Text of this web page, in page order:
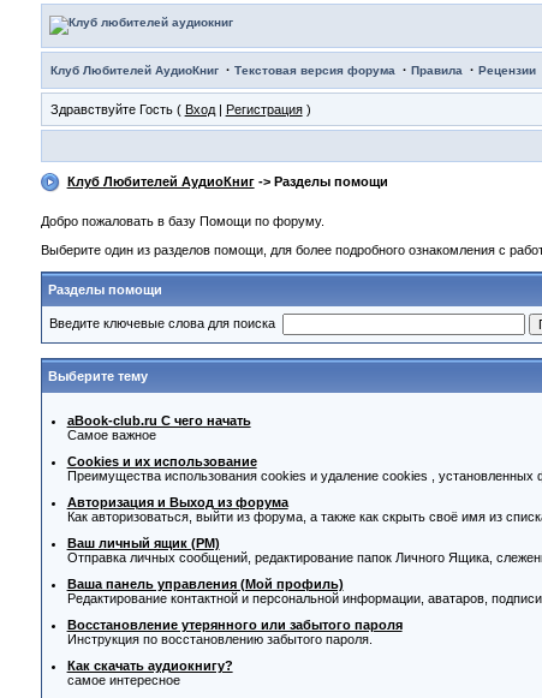
Клуб Любителей АудиоКниг· Текстовая версия форума · Правила · Рецензии
Здравствуйте Гость ( Вход| Регистрация)
Клуб Любителей АудиоКниг-> Разделы помощи
Добро пожаловать в базу Помощи по форуму.
Выберите один из разделов помощи, для более подробного ознакомления с
Разделы помощи
Введите ключевые слова для поиска
Выберите тему
aBook-club.ru C чего начать
Самое важное
Cookies и их использование
Преимущества использования cookies и удаление cookies , установленных
Авторизация и Выход из форума
Как авторизоваться, выйти из форума, а также как скрыть своё имя из
Ваш личный ящик (PM)
Отправка личных сообщений, редактирование папок Личного Ящика,
Ваша панель управления (Мой профиль)
Редактирование контактной и персональной информации, аватаров,
Восстановление утерянного или забытого пароля
Инструкция по восстановлению забытого пароля.
Как скачать аудиокнигу?
самое интересное